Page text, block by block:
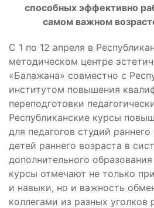
способных эффективно
самом важном
С 1 по 12 апреля в
методическом центре
«Балажана» совместно с
институтом повышения
переподготовки
Республиканские курсы
для педагогов студий раннего
детей раннего возраста в
дополнительного
курсы отмечают не только
и навыки, но и важность
коллегами из разных уголков